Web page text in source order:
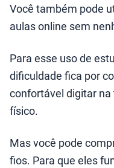
Você também pode
aulas online sem
Para esse uso de
dificuldade fica por
confortável digitar
físico.
Mas você pode
fios. Para que eles